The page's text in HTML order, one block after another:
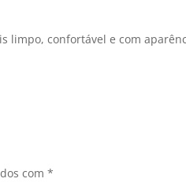
limpo, confortável e com
com*